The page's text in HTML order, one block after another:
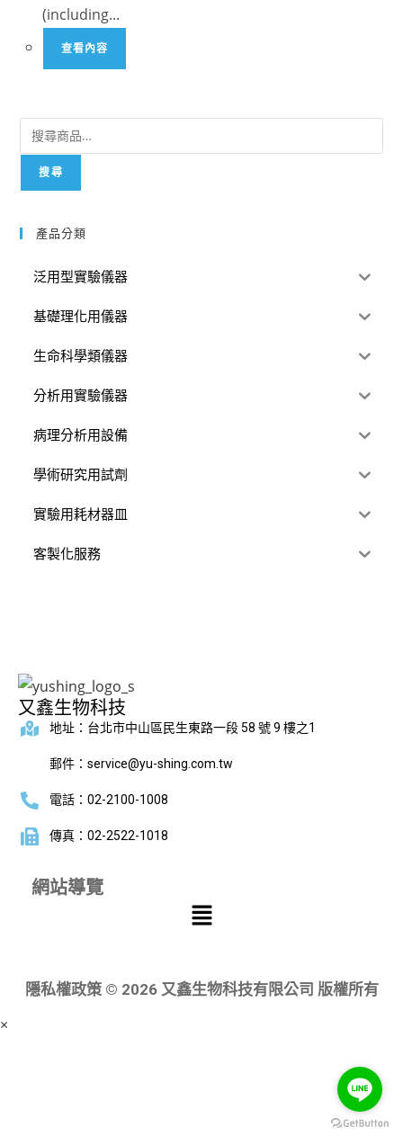
(including...
查看內容
搜尋
產品分類
泛用型實驗儀器
基礎理化用儀器
生命科學類儀器
分析用實驗儀器
病理分析用設備
學術研究用試劑
實驗用耗材器皿
客製化服務
又鑫生物科技
地址：台北市中山區民生東路一段 58 號 9 樓之1
郵件：service@yu-shing.com.tw
電話：02-2100-1008
傳真：02-2522-1018
網站導覽
隱私權政策 © 2026 又鑫生物科技有限公司 版權所有
×